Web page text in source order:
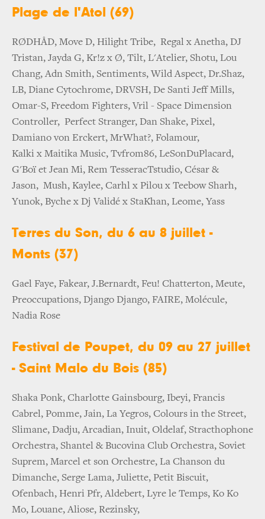
Plage de l'Atol (69)
RØDHÅD, Move D, Hilight Tribe, Regal x Anetha, DJ
Tristan, Jayda G, Kr!z x Ø, Tilt, L'Atelier, Shotu, Lou
Chang, Adn Smith, Sentiments, Wild Aspect, Dr.Shaz,
LB, Diane Cytochrome, DRVSH, De Santi Jeff Mills,
Omar-S, Freedom Fighters, Vril - Space Dimension
Controller, Perfect Stranger, Dan Shake, Pixel,
Damiano von Erckert, MrWhat?, Folamour,
Kalki x Maitika Music, Tvfrom86, LeSonDuPlacard,
G'Boï et Jean Mi, Rem TesseracTstudio, César &
Jason, Mush, Kaylee, Carhl x Pilou x Teebow Sharh,
Yunok, Byche x Dj Validé x StaKhan, Leome, Yass
Terres du Son, du 6 au 8 juillet -
Monts (37)
Gael Faye, Fakear, J.Bernardt, Feu! Chatterton, Meute,
Preoccupations, Django Django, FAIRE, Molécule,
Nadia Rose
Festival de Poupet, du 09 au 27 juillet
- Saint Malo du Bois (85)
Shaka Ponk, Charlotte Gainsbourg, Ibeyi, Francis
Cabrel, Pomme, Jain, La Yegros, Colours in the Street,
Slimane, Dadju, Arcadian, Inuit, Oldelaf, Stracthophone
Orchestra, Shantel & Bucovina Club Orchestra, Soviet
Suprem, Marcel et son Orchestre, La Chanson du
Dimanche, Serge Lama, Juliette, Petit Biscuit,
Ofenbach, Henri Pfr, Aldebert, Lyre le Temps, Ko Ko
Mo, Louane, Aliose, Rezinsky,